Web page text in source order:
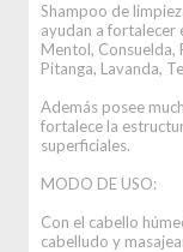
Shampoo de
ayudan a fortalecer
Mentol, Consuelda,
Pitanga, Lavanda,
Además posee
fortalece la
superficiales.
MODO DE USO:
Con el cabello
cabelludo y